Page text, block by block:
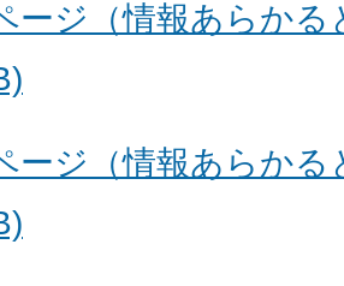
ージ（情報あらかる
ージ（情報あらか